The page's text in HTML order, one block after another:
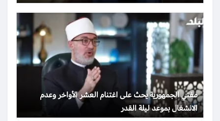
مفتي الجمهورية يحث على اغتنام العشر الأواخر وعدم
الانشغال بموعد ليلة القدر